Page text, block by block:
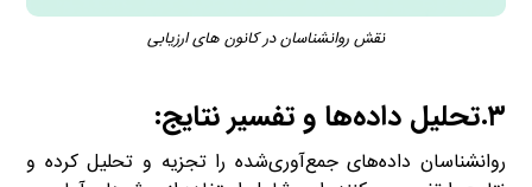
نقش روانشناسان در کانون های ارزیابی
۳.تحلیل داده‌ها و تفسیر نتایج :
روانشناسان داده‌های جمع‌آوری‌شده را تجزیه و تحلیل کرده و